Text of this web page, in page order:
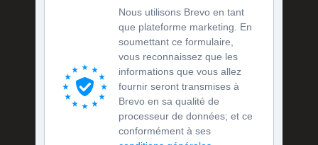
Nous utilisons Brevo en tant
que plateforme marketing. En
soumettant ce formulaire,
vous reconnaissez que les
informations que vous allez
fournir seront transmises à
Brevo en sa qualité de
processeur de données; et ce
conformément à ses